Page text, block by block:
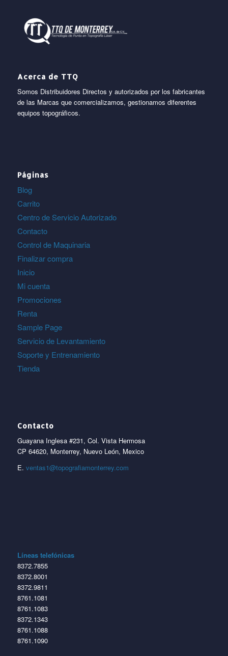
Acerca de TTQ
Somos Distribuidores Directos y autorizados por los fabricantes
de las Marcas que comercializamos, gestionamos diferentes
equipos topográficos.
Páginas
Blog
Carrito
Centro de Servicio Autorizado
Contacto
Control de Maquinaria
Finalizar compra
Inicio
Mi cuenta
Promociones
Renta
Sample Page
Servicio de Levantamiento
Soporte y Entrenamiento
Tienda
Contacto
Guayana Inglesa #231, Col. Vista Hermosa
CP 64620, Monterrey, Nuevo León, Mexico
E. ventas1@topografiamonterrey.com
Líneas telefónicas
8372.7855
8372.8001
8372.9811
8761.1081
8761.1083
8372.1343
8761.1088
8761.1090